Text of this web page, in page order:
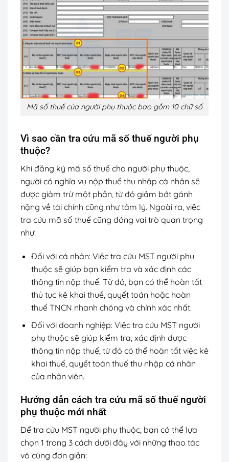
Mã số thuế của người phụ thuộc bao gồm 10 chữ số
Vì sao cần tra cứu mã số thuế người phụ
thuộc?
Khi đăng ký mã số thuế cho người phụ thuộc,
người có nghĩa vụ nộp thuế thu nhập cá nhân sẽ
được giảm trừ một phần, từ đó giảm bớt gánh
nặng về tài chính cũng như tâm lý. Ngoài ra, việc
tra cứu mã số thuế cũng đóng vai trò quan trọng
như:
Đối với cá nhân: Việc tra cứu MST người phụ
thuộc sẽ giúp bạn kiểm tra và xác định các
thông tin nộp thuế. Từ đó, bạn có thể hoàn tất
thủ tục kê khai thuế, quyết toán hoặc hoàn
thuế TNCN nhanh chóng và chính xác nhất.
Đối với doanh nghiệp: Việc tra cứu MST người
phụ thuộc sẽ giúp kiểm tra, xác định được
thông tin nộp thuế, từ đó có thể hoàn tất việc kê
khai thuế, quyết toán thuế thu nhập cá nhân
của nhân viên.
Hướng dẫn cách tra cứu mã số thuế người
phụ thuộc mới nhất
Để tra cứu MST người phụ thuộc, bạn có thể lựa
chọn 1 trong 3 cách dưới đây với những thao tác
vô cùng đơn giản: